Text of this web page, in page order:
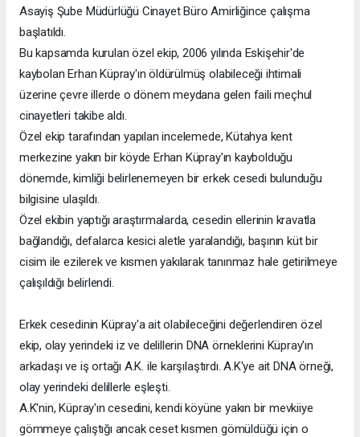
Asayiş Şube Müdürlüğü Cinayet Büro Amirliğince çalışma
başlatıldı.
Bu kapsamda kurulan özel ekip, 2006 yılında Eskişehir'de
kaybolan Erhan Küpray'ın öldürülmüş olabileceği ihtimali
üzerine çevre illerde o dönem meydana gelen faili meçhul
cinayetleri takibe aldı.
Özel ekip tarafından yapılan incelemede, Kütahya kent
merkezine yakın bir köyde Erhan Küpray'ın kaybolduğu
dönemde, kimliği belirlenemeyen bir erkek cesedi bulunduğu
bilgisine ulaşıldı.
Özel ekibin yaptığı araştırmalarda, cesedin ellerinin kravatla
bağlandığı, defalarca kesici aletle yaralandığı, başının küt bir
cisim ile ezilerek ve kısmen yakılarak tanınmaz hale getirilmeye
çalışıldığı belirlendi.
Erkek cesedinin Küpray'a ait olabileceğini değerlendiren özel
ekip, olay yerindeki iz ve delillerin DNA örneklerini Küpray'ın
arkadaşı ve iş ortağı A.K. ile karşılaştırdı. A.K'ye ait DNA örneği,
olay yerindeki delillerle eşleşti.
A.K'nin, Küpray'ın cesedini, kendi köyüne yakın bir mevkiiye
gömmeye çalıştığı ancak ceset kısmen gömüldüğü için o